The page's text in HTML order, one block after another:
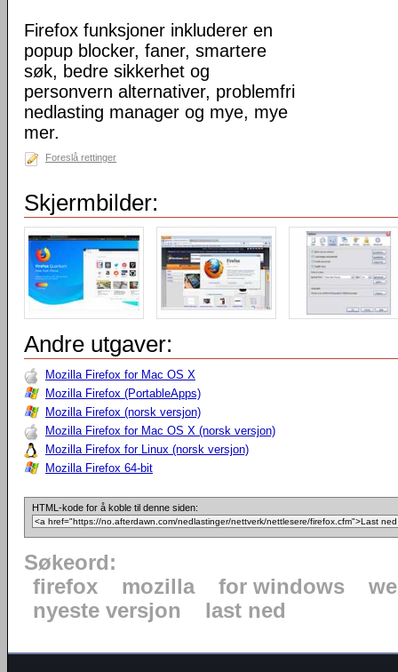
Firefox funksjoner inkluderer en
popup blocker, faner, smartere
søk, bedre sikkerhet og
personvern alternativer, problemfri
nedlasting manager og mye, mye
mer.
Foreslå rettinger
Skjermbilder:
Andre utgaver:
Mozilla Firefox for Mac OS X
Mozilla Firefox (PortableApps)
Mozilla Firefox (norsk versjon)
Mozilla Firefox for Mac OS X (norsk versjon)
Mozilla Firefox for Linux (norsk versjon)
Mozilla Firefox 64-bit
HTML-kode for å koble til denne siden:
Søkeord:
firefox
mozilla for windows
nyeste versjon
last ned